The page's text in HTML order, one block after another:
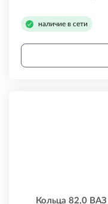
наличие в сети
Кольца 82,0